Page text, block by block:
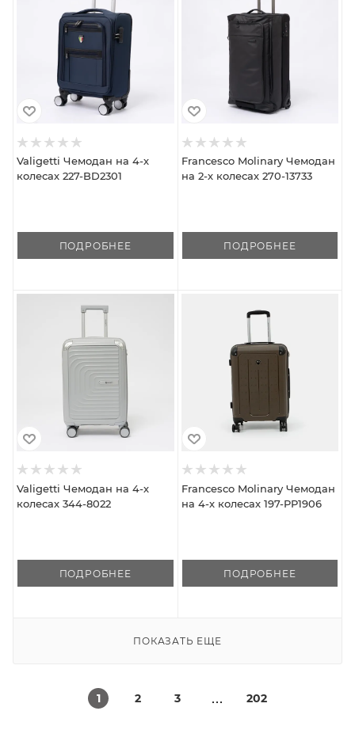
Valigetti Чемодан на 4-х
колесах 227-BD2301
ПОДРОБНЕЕ
Francesco Molinary Чемодан
на 2-х колесах 270-13733
ПОДРОБНЕЕ
Valigetti Чемодан на 4-х
колесах 344-8022
ПОДРОБНЕЕ
Francesco Molinary Чемодан
на 4-х колесах 197-PP1906
ПОДРОБНЕЕ
ПОКАЗАТЬ ЕЩЕ
1 2 3 202